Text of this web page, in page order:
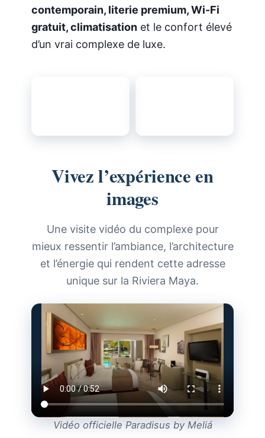
contemporain, literie premium, Wi-Fi
gratuit, climatisationet le confort élevé
d’un vrai complexe de luxe.
Vivez l’expérience en
images
Une visite vidéo du complexe pour
mieux ressentir l’ambiance, l’architecture
et l’énergie qui rendent cette adresse
unique sur la Riviera Maya.
Vidéo officielle Paradisus by Meliá